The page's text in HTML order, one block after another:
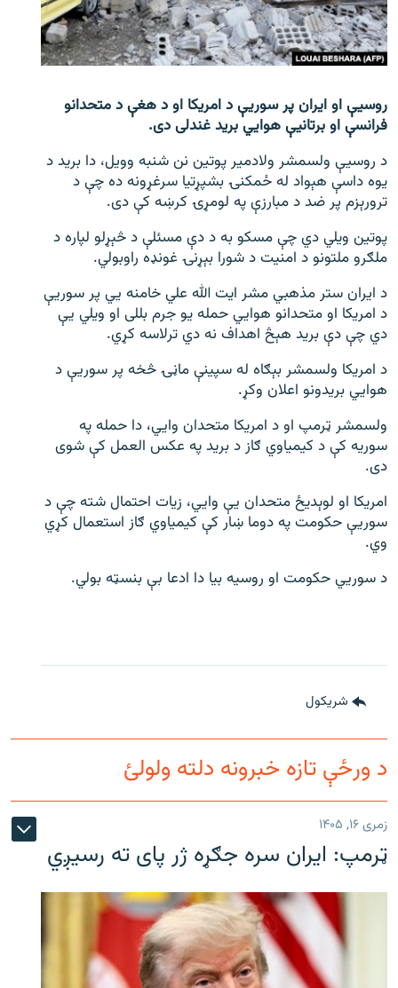
اړیکه
دري پاڼه
Azadi English
راسره ملګري شئ
د ازادې اروپا/ ازادي راډيو ټولې پاڼې
روسيې او ایران پر سوريې د امریکا او د هغې د متحدانو
فرانسې او برتانيې هوايي برید غندلی دی.
د روسيې ولسمشر ولادمیر پوتین نن شنبه وویل، دا برید د
یوه داسې هېواد له ځمکنۍ بشپړتیا سرغړونه ده چې د
ترورېزم پر ضد د مبارزې په لومړۍ کرښه کې دی.
پوتین ویلي دي چې مسکو به د دې مسئلې د څېړلو لپاره د
ملګرو ملتونو د امنیت د شورا بېړنۍ غونډه راوبولي.
د ایران ستر مذهبي مشر ایت الله علي خامنه يي پر سوريې
د امریکا او متحدانو هوايي حمله یو جرم بللی او ویلي يې
دي چې دې برید هېڅ اهداف نه دي ترلاسه کړي.
د امریکا ولسمشر بېګاه له سپینې ماڼۍ څخه پر سوريې د
هوايي بریدونو اعلان وکړ.
ولسمشر ټرمپ او د امریکا متحدان وايي، دا حمله په
سوریه کې د کیمیاوي ګاز د برید په عکس العمل کې شوی
دی.
امریکا او لوېدیځ متحدان يې وايي، زیات احتمال شته چې د
سوريې حکومت په دوما ښار کې کیمیاوي ګاز استعمال کړي
وي.
د سوريي حکومت او روسیه بیا دا ادعا بې بنسټه بولي.
شريکول
د ورځې تازه خبرونه دلته ولولئ
زمری ۱۶, ۱۴۰۵
ټرمپ: ایران سره جګړه ژر پای ته رسیږي